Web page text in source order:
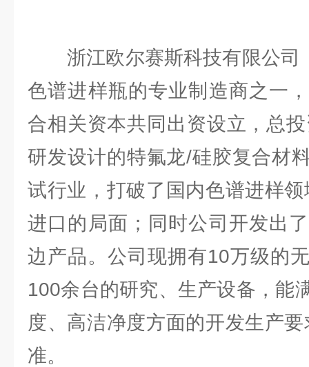
浙江欧尔赛斯科技有限公司
色谱进样瓶的专业制造商之一
合相关资本共同出资设立，总
研发设计的特氟龙/硅胶复合材
试行业，打破了国内色谱进样
进口的局面；同时公司开发出
边产品。公司现拥有10万级的
100余台的研究、生产设备，能
度、高洁净度方面的开发生产
准。